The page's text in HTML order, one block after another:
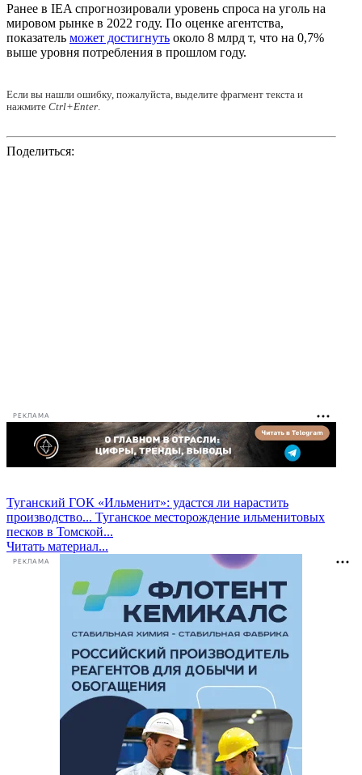
Ранее в IEA спрогнозировали уровень спроса на уголь на
мировом рынке в 2022 году. По оценке агентства,
показатель может достигнуть около 8 млрд т, что на 0,7%
выше уровня потребления в прошлом году.
Если вы нашли ошибку, пожалуйста, выделите фрагмент текста и
нажмите Ctrl+Enter.
Поделиться:
РЕКЛАМА
Туганский ГОК «Ильменит»: удастся ли нарастить
производство... Туганское месторождение ильменитовых
песков в Томской...
Читать материал...
РЕКЛАМА